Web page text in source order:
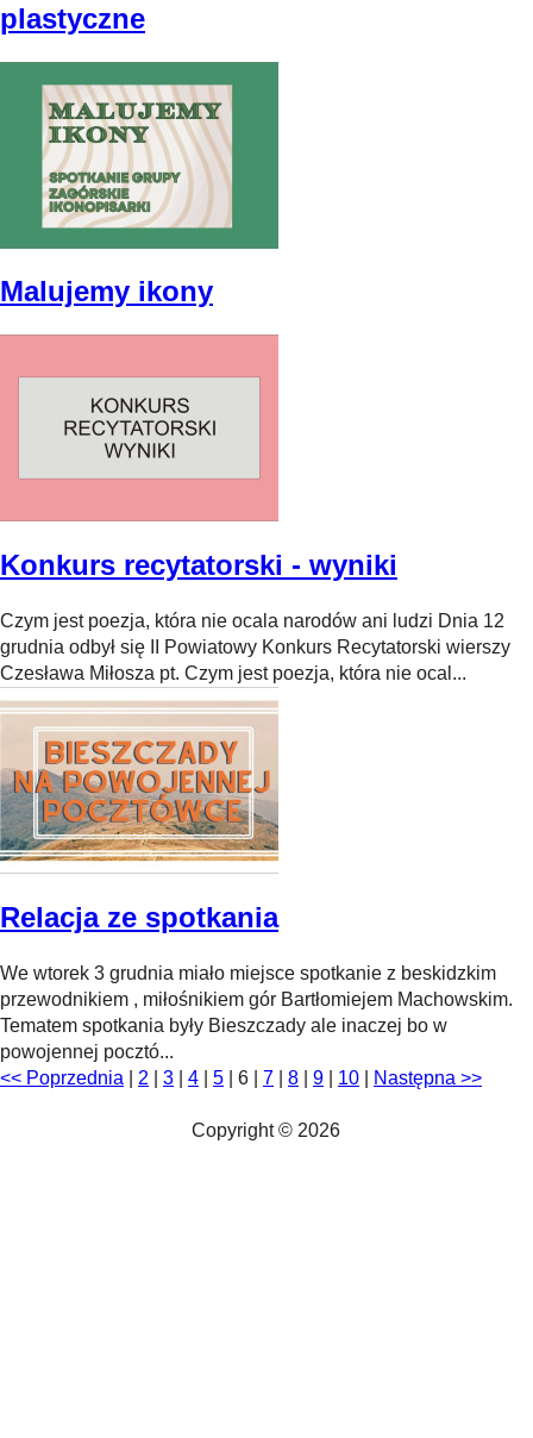
plastyczne
Malujemy ikony
Konkurs recytatorski - wyniki
Czym jest poezja, która nie ocala narodów ani ludzi Dnia 12
grudnia odbył się II Powiatowy Konkurs Recytatorski wierszy
Czesława Miłosza pt. Czym jest poezja, która nie ocal...
Relacja ze spotkania
We wtorek 3 grudnia miało miejsce spotkanie z beskidzkim
przewodnikiem , miłośnikiem gór Bartłomiejem Machowskim.
Tematem spotkania były Bieszczady ale inaczej bo w
powojennej pocztó...
<< Poprzednia
2 3 4 5 6 7 8 9 10 Następna >>
Copyright © 2026